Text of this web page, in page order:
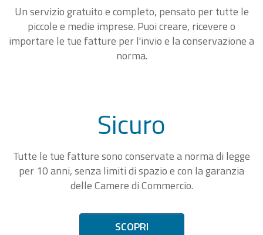
Un servizio gratuito e completo, pensato per tutte le
piccole e medie imprese. Puoi creare, ricevere o
importare le tue fatture per l'invio e la conservazione a
norma.
Sicuro
Tutte le tue fatture sono conservate a norma di legge
per 10 anni, senza limiti di spazio e con la garanzia
delle Camere di Commercio.
SCOPRI